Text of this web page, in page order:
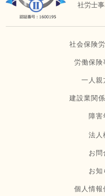
社労士事
社会保険
労働保険
一人親
建設業関
障害
法人
お問
お知
個人情報